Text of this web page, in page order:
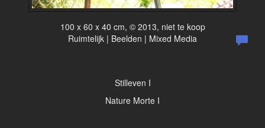
100 x 60 x 40 cm, © 2013, niet te koop
Ruimtelijk | Beelden | Mixed Media
Stilleven I
Nature Morte I